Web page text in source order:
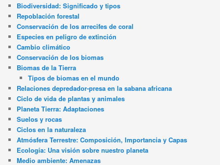
Biodiversidad: Significado y tipos
Repoblación forestal
Conservación de los arrecifes de coral
Especies en peligro de extinción
Cambio climático
Conservación de los biomas
Biomas de la Tierra
Tipos de biomas en el mundo
Relaciones depredador-presa en la sabana africana
Ciclo de vida de plantas y animales
Planeta Tierra: Adaptaciones
Suelos y rocas
Ciclos en la naturaleza
Atmósfera Terrestre: Composición, Importancia y Capas
Ecología: Una visión sobre nuestro planeta
Medio ambiente: Amenazas